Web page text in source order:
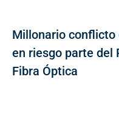
Millonario conflicto
en riesgo parte del
Fibra Óptica